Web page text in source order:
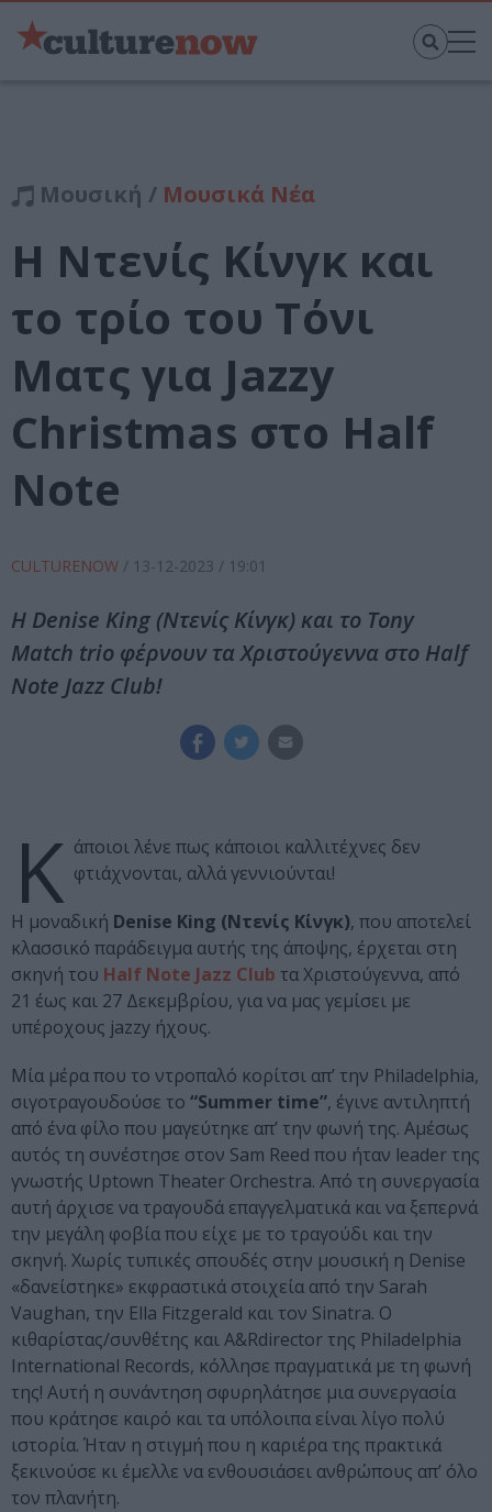
Μουσική / Μουσικά Νέα
H Ντενίς Κίνγκ και
το τρίο του Τόνι
Ματς για Jazzy
Christmas στο Half
Note
CULTURENOW / 13-12-2023 / 19:01
Η Denise King (Ντενίς Κίνγκ) και το Tony
Match trio φέρνουν τα Χριστούγεννα στο Half
Note Jazz Club!
Κ άποιοι λένε πως κάποιοι καλλιτέχνες δεν
φτιάχνονται, αλλά γεννιούνται!
Η μοναδική Denise King (Ντενίς Κίνγκ), που αποτελεί
κλασσικό παράδειγμα αυτής της άποψης, έρχεται στη
σκηνή του Half Note Jazz Club τα Χριστούγεννα, από
21 έως και 27 Δεκεμβρίου, για να μας γεμίσει με
υπέροχους jazzy ήχους.
Μία μέρα που το ντροπαλό κορίτσι απ’ την Philadelphia,
σιγοτραγουδούσε το “Summer time”, έγινε αντιληπτή
από ένα φίλο που μαγεύτηκε απ’ την φωνή της. Αμέσως
αυτός τη συνέστησε στον Sam Reed που ήταν leader της
γνωστής Uptown Theater Orchestra. Από τη συνεργασία
αυτή άρχισε να τραγουδά επαγγελματικά και να ξεπερνά
την μεγάλη φοβία που είχε με το τραγούδι και την
σκηνή. Χωρίς τυπικές σπουδές στην μουσική η Denise
«δανείστηκε» εκφραστικά στοιχεία από την Sarah
Vaughan, την Ella Fitzgerald και τον Sinatra. Ο
κιθαρίστας/συνθέτης και A&Rdirector της Philadelphia
International Records, κόλλησε πραγματικά με τη φωνή
της! Αυτή η συνάντηση σφυρηλάτησε μια συνεργασία
που κράτησε καιρό και τα υπόλοιπα είναι λίγο πολύ
ιστορία. Ήταν η στιγμή που η καριέρα της πρακτικά
ξεκινούσε κι έμελλε να ενθουσιάσει ανθρώπους απ’ όλο
τον πλανήτη.